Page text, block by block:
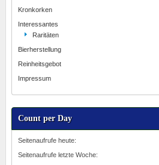
Kronkorken
Interessantes
Raritäten
Bierherstellung
Reinheitsgebot
Impressum
Count per Day
Seitenaufrufe heute:
Seitenaufrufe letzte Woche: